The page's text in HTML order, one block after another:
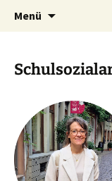
Menü